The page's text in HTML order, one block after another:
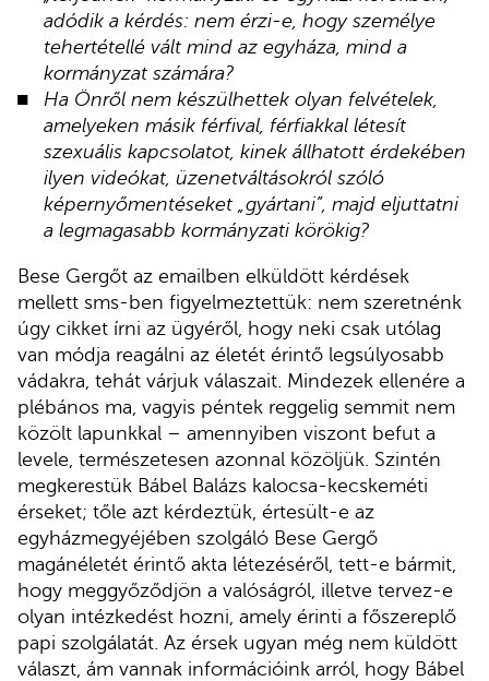
adódik a kérdés: nem érzi-e, hogy személye
tehertétellé vált mind az egyháza, mind a
kormányzat számára?
Ha Önről nem készülhettek olyan felvételek,
amelyeken másik férfival, férfiakkal létesít
szexuális kapcsolatot, kinek állhatott érdekében
ilyen videókat, üzenetváltásokról szóló
képernyőmentéseket „gyártani”, majd eljuttatni
a legmagasabb kormányzati körökig?
Bese Gergőt az emailben elküldött kérdések
mellett sms-ben figyelmeztettük: nem szeretnénk
úgy cikket írni az ügyéről, hogy neki csak utólag
van módja reagálni az életét érintő legsúlyosabb
vádakra, tehát várjuk válaszait. Mindezek ellenére a
plébános ma, vagyis péntek reggelig semmit nem
közölt lapunkkal – amennyiben viszont befut a
levele, természetesen azonnal közöljük. Szintén
megkerestük Bábel Balázs kalocsa-kecskeméti
érseket; tőle azt kérdeztük, értesült-e az
egyházmegyéjében szolgáló Bese Gergő
magánéletét érintő akta létezéséről, tett-e bármit,
hogy meggyőződjön a valóságról, illetve tervez-e
olyan intézkedést hozni, amely érinti a főszereplő
papi szolgálatát. Az érsek ugyan még nem küldött
választ, ám vannak információink arról, hogy Bábel